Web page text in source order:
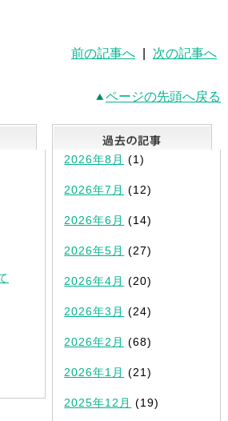
前の記事へ 次の記事へ
ページの先頭へ戻る
最新記事一覧
2026年8月 (1)
2026年7月 (12)
2026年6月 (14)
2026年5月 (27)
2026年4月 (20)
2026年3月 (24)
2026年2月 (68)
2026年1月 (21)
2025年12月 (19)